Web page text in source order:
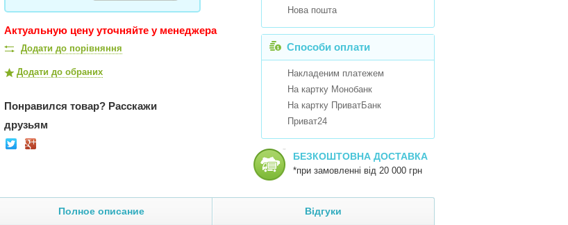
Актуальную цену уточняйте у менеджера
Додати до порівняння
Додати до обраних
Понравился товар? Расскажи
друзьям
Нова пошта
Способи оплати
Накладеним платежем
На картку Монобанк
На картку ПриватБанк
Приват24
БЕЗКОШТОВНА ДОСТАВКА
*при замовленні від 20 000 грн
Полное описание Відгуки